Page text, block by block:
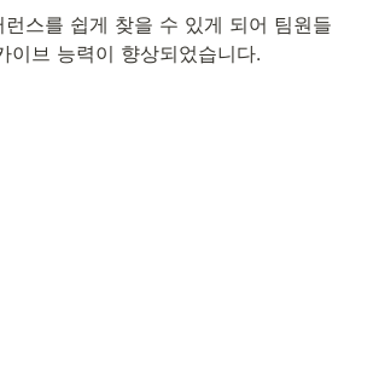
런스를 쉽게 찾을 수 있게 되어 팀원들
이브 능력이 향상되었습니다.